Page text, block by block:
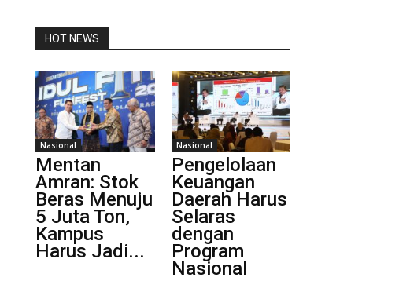
HOT NEWS
Nasional
Mentan
Amran: Stok
Beras Menuju
5 Juta Ton,
Kampus
Harus Jadi...
Nasional
Pengelolaan
Keuangan
Daerah Harus
Selaras
dengan
Program
Nasional